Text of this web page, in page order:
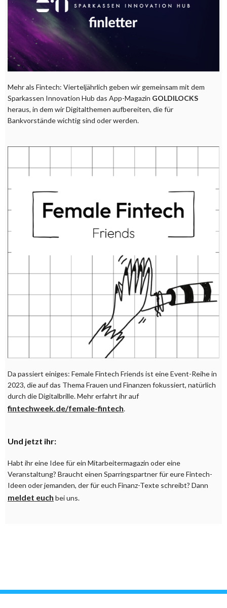
Mehr als Fintech: Vierteljährlich geben wir gemeinsam mit dem
Sparkassen Innovation Hub das App-Magazin GOLDILOCKS
heraus, in dem wir Digitalthemen aufbereiten, die für
Bankvorstände wichtig sind oder werden.
Da passiert einiges: Female Fintech Friends ist eine Event-Reihe in
2023, die auf das Thema Frauen und Finanzen fokussiert, natürlich
durch die Digitalbrille. Mehr erfahrt ihr auf
fintechweek.de/female-fintech.
Und jetzt ihr:
Habt ihr eine Idee für ein Mitarbeitermagazin oder eine
Veranstaltung? Braucht einen Sparringspartner für eure Fintech-
Ideen oder jemanden, der für euch Finanz-Texte schreibt? Dann
meldet euch bei uns.